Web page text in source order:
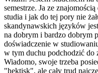
semestrze. Ja ze
studia i jak do tej pory nie
skandynawskich języków
na dobrym i bardzo dobrym
doświadczenie w
w tym duchu podchodzić do
Wiadomo, swoje trzeba
"hektisk", ale cały trud